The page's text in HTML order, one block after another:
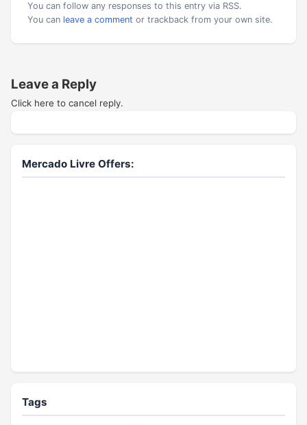
You can follow any responses to this entry via RSS.
You can leave a comment or trackback from your own site.
Leave a Reply
Click here to cancel reply.
Mercado Livre Offers:
Tags